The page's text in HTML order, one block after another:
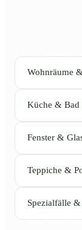
Wohnräume
Küche & Bad
Fenster &
Teppiche &
Spezialfälle